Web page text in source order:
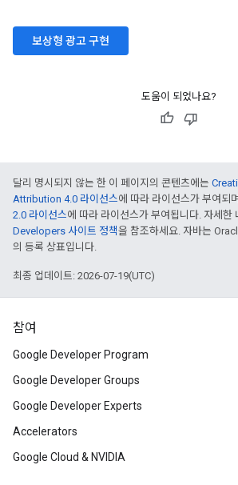
보상형 광고 구현
도움이 되었나요?
달리 명시되지 않는 한 이 페이지의 콘텐츠에는
Attribution 4.0 라이선스에 따라 라이선스가 부여되
2.0 라이선스에 따라 라이선스가 부여됩니다. 자세한
Developers 사이트 정책을 참조하세요. 자바는
의 등록 상표입니다.
최종 업데이트: 2026-07-19(UTC)
참여
Google Developer Program
Google Developer Groups
Google Developer Experts
Accelerators
Google Cloud & NVIDIA